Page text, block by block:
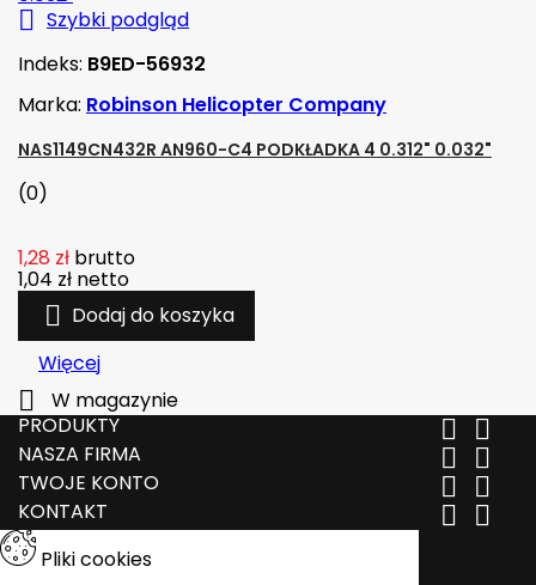
 Szybki podgląd
Indeks: B9ED-56932
Marka: Robinson Helicopter Company
NAS1149CN432R AN960-C4 PODKŁADKA 4 0.312" 0.032"
(0)
1,28 zł brutto
1,04 zł netto
 Dodaj do koszyka
Więcej

W magazynie
PRODUKTY
 
NASZA FIRMA  
TWOJE KONTO  
KONTAKT  
Pliki cookies